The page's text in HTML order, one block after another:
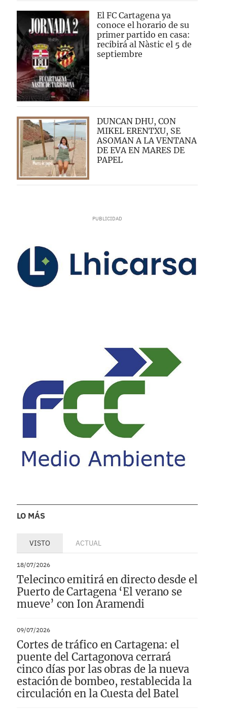
El FC Cartagena ya
conoce el horario de su
primer partido en casa:
recibirá al Nàstic el 5 de
septiembre
DUNCAN DHU, CON
MIKEL ERENTXU, SE
ASOMAN A LA VENTANA
DE EVA EN MARES DE
PAPEL
LO MÁS
VISTO ACTUAL
18/07/2026
Telecinco emitirá en directo desde el
Puerto de Cartagena ‘El verano se
mueve’ con Ion Aramendi
09/07/2026
Cortes de tráfico en Cartagena: el
puente del Cartagonova cerrará
cinco días por las obras de la nueva
estación de bombeo, restablecida la
circulación en la Cuesta del Batel